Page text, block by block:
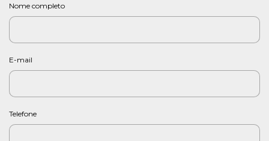
Nome completo
E-mail
Telefone